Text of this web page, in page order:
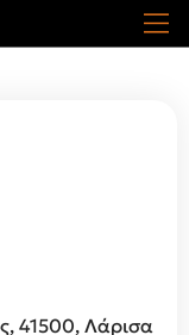
41500, Λάρισα